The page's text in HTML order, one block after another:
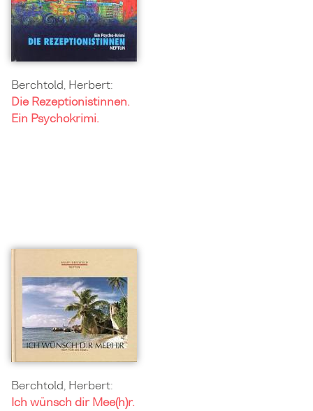
Berchtold, Herbert:
Die Rezeptionistinnen.
Ein Psychokrimi.
Berchtold, Herbert:
Ich wünsch dir Mee(h)r.